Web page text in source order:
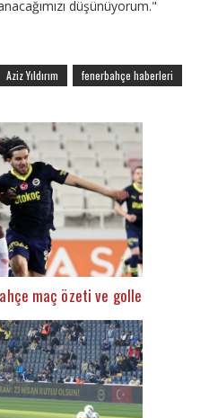
düşünüyorum."
Aziz Yıldırım fenerbahçe haberleri
maç özeti ve golleri (İZLE)